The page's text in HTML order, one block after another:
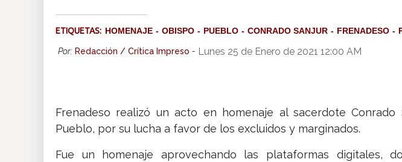
ETIQUETAS: HOMENAJE OBISPO PUEBLO CONRADO SANJUR FRENADESO
Por: Redacción / Crítica Impreso - Lunes 25 de Enero de 2021 12:00 AM
Frenadeso realizó un acto en homenaje al sacerdote Conrado
Pueblo, por su lucha a favor de los excluidos y marginados.
Fue un homenaje aprovechando las plataformas digitales,